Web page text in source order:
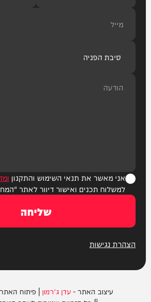
אני מאשר את תנאי השימוש והתקנון
למשלוח תכנים ואישור דיוור לאתר
שליחה
הצהרת נגישות
עיצוב האתר -עדן ג'רמון | פיתוח